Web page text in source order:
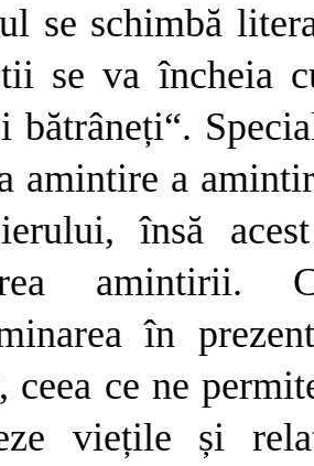
se schimbă
se va încheia
bătrâneți“.
amintire a
însă
amintirii.
în
ceea ce ne
viețile și